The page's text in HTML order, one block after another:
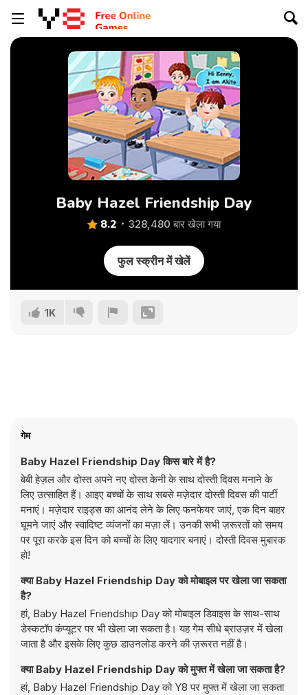
Baby Hazel Friendship Day
8.2 328,480 बार खेला गया
फुल स्क्रीन में खेलें
1K
गेम
Baby Hazel Friendship Day किस बारे में है?
बेबी हेज़ल और दोस्त अपने नए दोस्त केनी के साथ दोस्ती दिवस मनाने के
लिए उत्साहित हैं। आइए बच्चों के साथ सबसे मज़ेदार दोस्ती दिवस की पार्टी
मनाएं। मज़ेदार राइड्स का आनंद लेने के लिए फनफेयर जाएं, एक दिन बाहर
घूमने जाएं और स्वादिष्ट व्यंजनों का मज़ा लें। उनकी सभी ज़रूरतों को समय
पर पूरा करके इस दिन को बच्चों के लिए यादगार बनाएं। दोस्ती दिवस मुबारक
हो!
क्या Baby Hazel Friendship Day को मोबाइल पर खेला जा सकता
है?
हां, Baby Hazel Friendship Day को मोबाइल डिवाइस के साथ-साथ
डेस्कटॉप कंप्यूटर पर भी खेला जा सकता है। यह गेम सीधे ब्राउज़र में खेला
जाता है और इसके लिए कुछ डाउनलोड करने की ज़रूरत नहीं है।
क्या Baby Hazel Friendship Day को मुफ्त में खेला जा सकता है?
हां, Baby Hazel Friendship Day को Y8 पर मुफ्त में खेला जा सकता